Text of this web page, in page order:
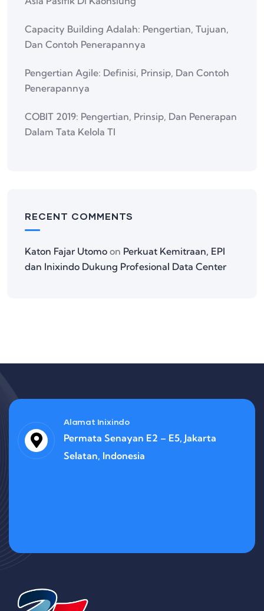
Capacity Building Adalah: Pengertian, Tujuan,
Dan Contoh Penerapannya
Pengertian Agile: Definisi, Prinsip, Dan Contoh
Penerapannya
COBIT 2019: Pengertian, Prinsip, Dan Penerapan
Dalam Tata Kelola TI
RECENT COMMENTS
Katon Fajar Utomo on Perkuat Kemitraan, EPI
dan Inixindo Dukung Profesional Data Center
Alamat Inixindo
Permata Senayan E2 – E5, Jakarta
Selatan, Indonesia